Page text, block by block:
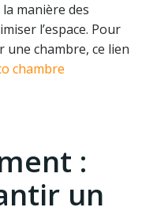
manière des
l’espace. Pour
une chambre, ce lien
chambre
:
un